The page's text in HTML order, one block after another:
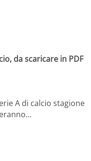
da scaricare in PDF
A di calcio stagione